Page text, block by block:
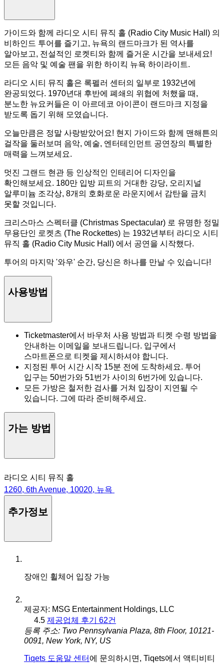
가이드와 함께 라디오 시티 뮤직 홀 (Radio City Music Hall) 의
비하인드 투어를 즐기고, 뉴욕의 랜드마크가 된 역사를
알아보고, 전설적인 로켓티와 함께 즐거운 시간을 보내세요!
모든 음악 및 예술 팬을 위한 하이킥 뉴욕 하이라이트.
라디오 시티 뮤직 홀은 록펠러 센터의 일부로 1932년에
완공되었다. 1970년대 후반에 폐쇄의 위협에 처했을 때,
분노한 뉴요커들은 이 아르데코 아이콘이 랜드마크 지정을
받도록 돕기 위해 모였습니다.
오늘만큼은 정말 사랑받았어요! 현지 가이드와 함께 맨해튼의
걸작을 둘러보며 음악, 예술, 엔터테인먼트 공연장의 특별한
매력을 느껴보세요.
멋진 그랜드 현관 등 인상적인 인테리어 디자인을
확인해보세요. 180만 입방 피트의 거대한 강당, 오리지널
알루미늄 조각상, 8개의 호화로운 라운지에서 감탄을 금치
못할 것입니다.
크리스마스 스펙터클 (Christmas Spectacular) 로 유명한 정밀
무용단인 로켓츠 (The Rockettes) 는 1932년부터 라디오 시티
뮤직 홀 (Radio City Music Hall) 에서 공연을 시작했다.
투어의 마지막 '와우' 순간, 당신은 하나를 만날 수 있습니다!
사용방법
Ticketmaster에서 바우처 사용 방법과 티켓 수령 방법을
안내하는 이메일을 보내드립니다. 입구에서
스마트폰으로 티켓을 제시하셔야 합니다.
지정된 투어 시간 시작 15분 전에 도착하세요. 투어
입구는 50번가와 51번가 사이의 6번가에 있습니다.
모든 가방은 철저한 검사를 거쳐 입장이 지연될 수
있습니다. 그에 따라 준비해주세요.
가는 방법
라디오 시티 뮤직 홀
1260, 6th Avenue, 10020, 뉴욕
추가정보
장애인 휠체어 입장 가능
제공자: MSG Entertainment Holdings, LLC
4.5 제공업체 후기 62건
등록 주소: Two Pennsylvania Plaza, 8th Floor, 10121-
0091, New York, NY, US
Tiqets 도움말 센터 에 문의하시면, Tiqets에서 액티비티